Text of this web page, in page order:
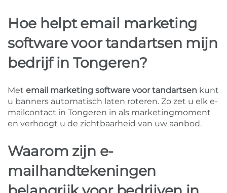
Hoe helpt email marketing
software voor tandartsen mijn
bedrijf in Tongeren?
Met email marketing software voor tandartsen kunt
u banners automatisch laten roteren. Zo zet u elk e-
mailcontact in Tongeren in als marketingmoment
en verhoogt u de zichtbaarheid van uw aanbod.
Waarom zijn e-
mailhandtekeningen